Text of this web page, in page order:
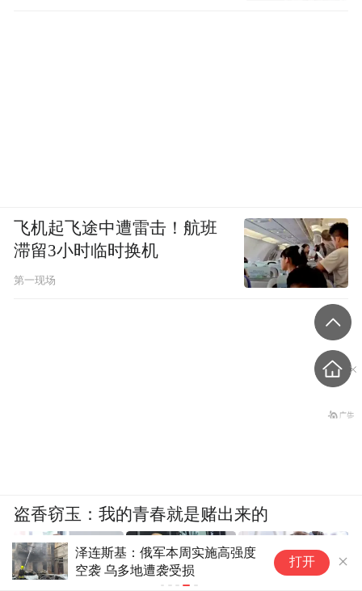
伊朗称在阿
船只
打开
飞机起飞途中遭雷击！航班
滞留3小时临时换机
第一现场
盗香窃玉：我的青春就是赌出来的